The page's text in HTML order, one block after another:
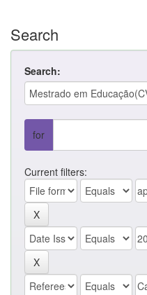
Search
Search:
for
Current filters: